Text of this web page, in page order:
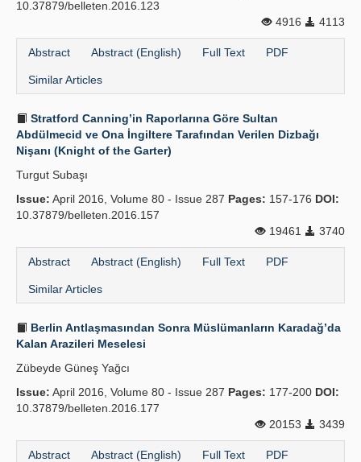
10.37879/belleten.2016.123
4916
4113
Abstract Abstract (English) Full Text PDF
Similar Articles
Stratford Canning’in Raporlarına Göre Sultan
Abdülmecid ve Ona İngiltere Tarafından Verilen Dizbağı
Nişanı (Knight of the Garter)
Turgut Subaşı
Issue: April 2016, Volume 80 - Issue 287 Pages: 157-176 DOI:
10.37879/belleten.2016.157
19461
3740
Abstract Abstract (English) Full Text PDF
Similar Articles
Berlin Antlaşmasından Sonra Müslümanların Karadağ’da
Kalan Arazileri Meselesi
Zübeyde Güneş Yağcı
Issue: April 2016, Volume 80 - Issue 287 Pages: 177-200 DOI:
10.37879/belleten.2016.177
20153
3439
Abstract Abstract (English) Full Text PDF